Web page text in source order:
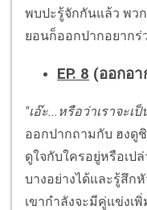
พบปะรู้จักกันแล้ว พว
ยอนก็ออกปากอยาก
EP. 8 (ออกอ
"เอ๊ะ...หรือว่าเราจะเ
ออกปากถามกับ ฮงดู
ดูใจกับใครอยู่หรือเป
บางอย่างได้และรู้สึก
เขากำลังจะมีคู่แข่งเ